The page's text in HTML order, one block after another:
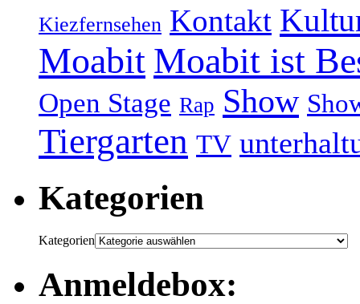
Kiezfernsehen Kontakt
Moabit Moabit ist
Open Stage Rap Show
Tiergarten TV
Kategorien
Kategorien
Anmeldebox: